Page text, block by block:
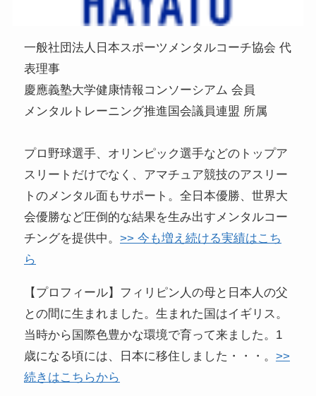
一般社団法人日本スポーツメンタルコーチ協会 代
表理事
慶應義塾大学健康情報コンソーシアム 会員
メンタルトレーニング推進国会議員連盟 所属
プロ野球選手、オリンピック選手などのトップア
スリートだけでなく、アマチュア競技のアスリー
トのメンタル面もサポート。全日本優勝、世界大
会優勝など圧倒的な結果を生み出すメンタルコー
チングを提供中。>> 今も増え続ける実績はこち
ら
【プロフィール】フィリピン人の母と日本人の父
との間に生まれました。生まれた国はイギリス。
当時から国際色豊かな環境で育って来ました。1
歳になる頃には、日本に移住しました・・・。>>
続きはこちらから